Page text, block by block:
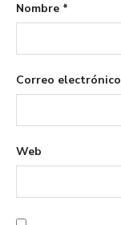
Nombre *
Correo electrónico
Web